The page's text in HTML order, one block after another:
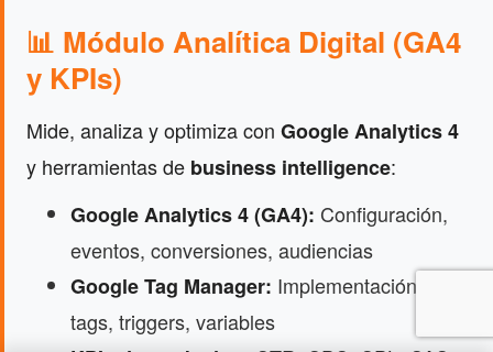
📊 Módulo Analítica Digital (GA4
y KPIs)
Mide, analiza y optimiza con Google Analytics 4
y herramientas de business intelligence:
Google Analytics 4 (GA4): Configuración,
eventos, conversiones, audiencias
Google Tag Manager: Implementación de
tags, triggers, variables